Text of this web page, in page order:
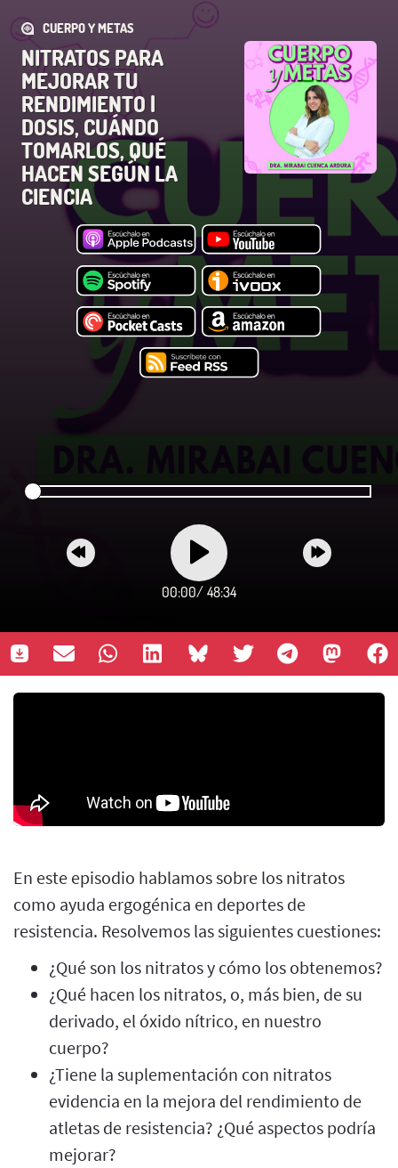
CUERPO Y METAS
NITRATOS PARA
MEJORAR TU
RENDIMIENTO |
DOSIS, CUÁNDO
TOMARLOS, QUÉ
HACEN SEGÚN LA
CIENCIA
00:00/ 48:34
En este episodio hablamos sobre los nitratos
como ayuda ergogénica en deportes de
resistencia. Resolvemos las siguientes cuestiones:
¿Qué son los nitratos y cómo los obtenemos?
¿Qué hacen los nitratos, o, más bien, de su
derivado, el óxido nítrico, en nuestro
cuerpo?
¿Tiene la suplementación con nitratos
evidencia en la mejora del rendimiento de
atletas de resistencia? ¿Qué aspectos podría
mejorar?